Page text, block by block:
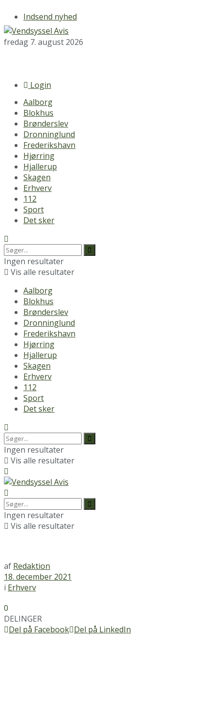
Indsend nyhed
fredag 7. august 2026
Login
Aalborg
Blokhus
Brønderslev
Dronninglund
Frederikshavn
Hjørring
Hjallerup
Skagen
Erhverv
112
Sport
Det sker
Ingen resultater
Vis alle resultater
Aalborg
Blokhus
Brønderslev
Dronninglund
Frederikshavn
Hjørring
Hjallerup
Skagen
Erhverv
112
Sport
Det sker
Ingen resultater
Vis alle resultater
Ingen resultater
Vis alle resultater
af Redaktion
18. december 2021
i Erhverv
0
DELINGER
Del på Facebook Del på LinkedIn